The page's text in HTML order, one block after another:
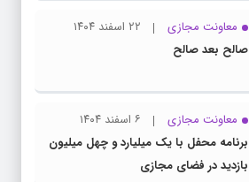
معاونت مجازی
۲۲ اسفند ۱۴۰۴
صالح بعد صالح
معاونت مجازی
۶ اسفند ۱۴۰۴
برنامه محفل با یک میلیارد و چهل میلیون
بازدید در فضای مجازی